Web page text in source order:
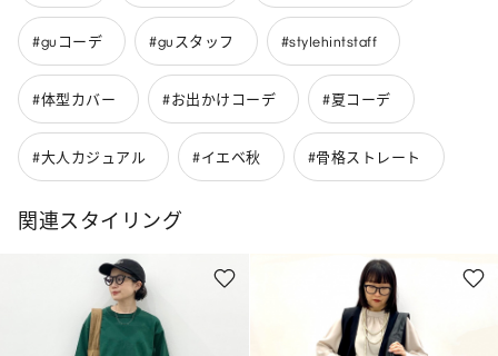
#guコーデ #guスタッフ #stylehintstaff
#体型カバー #お出かけコーデ #夏コーデ
#大人カジュアル #イエベ秋 #骨格ストレート
関連スタイリング